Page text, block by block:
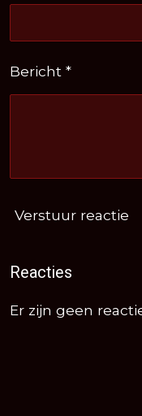
Bericht *
Verstuur reactie
Reacties
Er zijn geen